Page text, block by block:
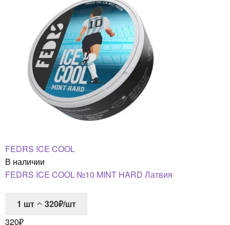
FEDRS ICE COOL
В наличии
FEDRS ICE COOL №10 MINT HARD Латвия
1 шт
320₽/шт
320₽